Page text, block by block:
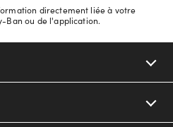
directement liée à votre
Ban ou de l'application.